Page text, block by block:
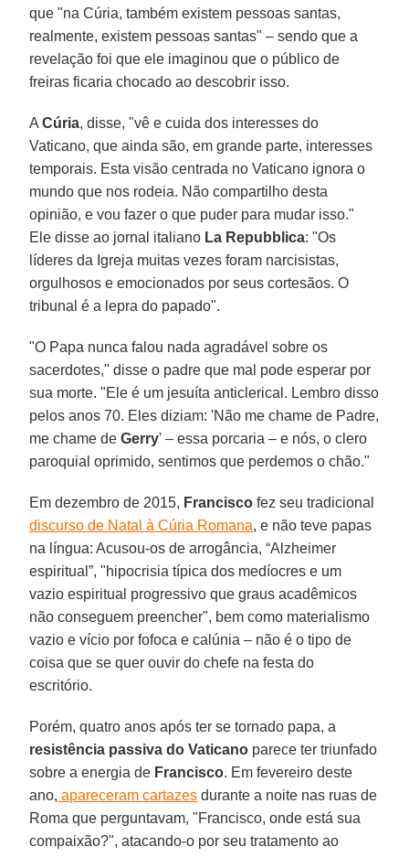
que "na Cúria, também existem pessoas santas,
realmente, existem pessoas santas" – sendo que a
revelação foi que ele imaginou que o público de
freiras ficaria chocado ao descobrir isso.
ACúria, disse, "vê e cuida dos interesses do
Vaticano, que ainda são, em grande parte, interesses
temporais. Esta visão centrada no Vaticano ignora o
mundo que nos rodeia. Não compartilho desta
opinião, e vou fazer o que puder para mudar isso."
Ele disse ao jornal italiano La Repubblica: "Os
líderes da Igreja muitas vezes foram narcisistas,
orgulhosos e emocionados por seus cortesãos. O
tribunal é a lepra do papado".
"O Papa nunca falou nada agradável sobre os
sacerdotes," disse o padre que mal pode esperar por
sua morte. "Ele é um jesuíta anticlerical. Lembro disso
pelos anos 70. Eles diziam: 'Não me chame de Padre,
me chame deGerry' – essa porcaria – e nós, o clero
paroquial oprimido, sentimos que perdemos o chão."
Em dezembro de 2015, Francisco fez seu tradicional
discurso de Natal à Cúria Romana, e não teve papas
na língua: Acusou-os de arrogância, “Alzheimer
espiritual”, "hipocrisia típica dos medíocres e um
vazio espiritual progressivo que graus acadêmicos
não conseguem preencher", bem como materialismo
vazio e vício por fofoca e calúnia – não é o tipo de
coisa que se quer ouvir do chefe na festa do
escritório.
Porém, quatro anos após ter se tornado papa, a
resistência passiva do Vaticano parece ter triunfado
sobre a energia de Francisco. Em fevereiro deste
ano, apareceram cartazes durante a noite nas ruas de
Roma que perguntavam, "Francisco, onde está sua
compaixão?", atacando-o por seu tratamento ao